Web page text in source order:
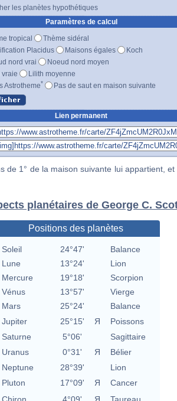
les planètes hypothétiques
Paramètres de calcul
tropical
Thème sidéral
Placidus
Maisons égales
Koch
nord vrai
Noeud nord moyen
vraie
Lilith moyenne
Astrotheme* Pas de saut en maison suivante
Lien permanent
de 1° de la maison suivante lui appartient, et
planétaires de George C.
Positions des planètes
Soleil 24°47'
Balance
Lune
13°24'
Lion
Mercure
19°18'
Scorpion
Vénus
13°57'
Vierge
Mars
25°24'
Balance
Jupiter
25°15' Я
Poissons
Saturne
5°06'
Sagittaire
Uranus
0°31' Я
Bélier
Neptune
28°39'
Lion
Pluton
17°09' Я
Cancer